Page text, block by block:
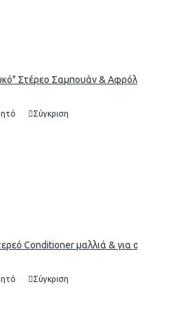
Στέρεο Σαμπουάν & Αφρόλουτρο
Σύγκριση
Conditioner μαλλιά & για σώμα
Σύγκριση